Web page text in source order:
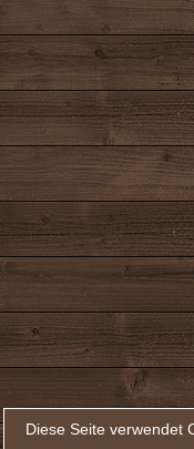
Diese Seite verwendet